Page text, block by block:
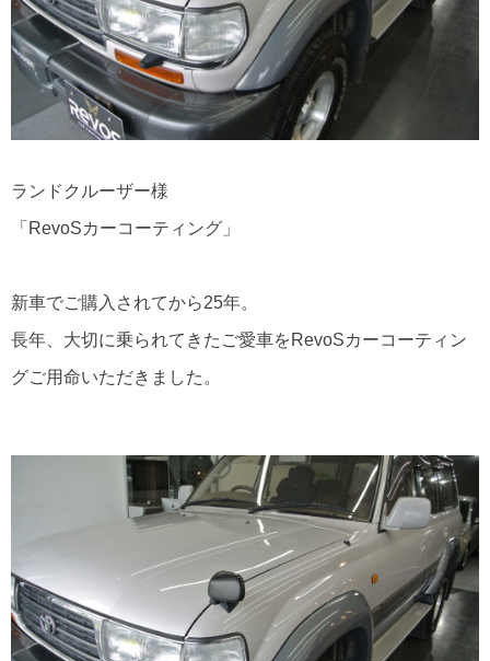
ランドクルーザー様
「RevoSカーコーティング」
新車でご購入されてから25年。
長年、大切に乗られてきたご愛車をRevoSカーコーティン
グご用命いただきました。